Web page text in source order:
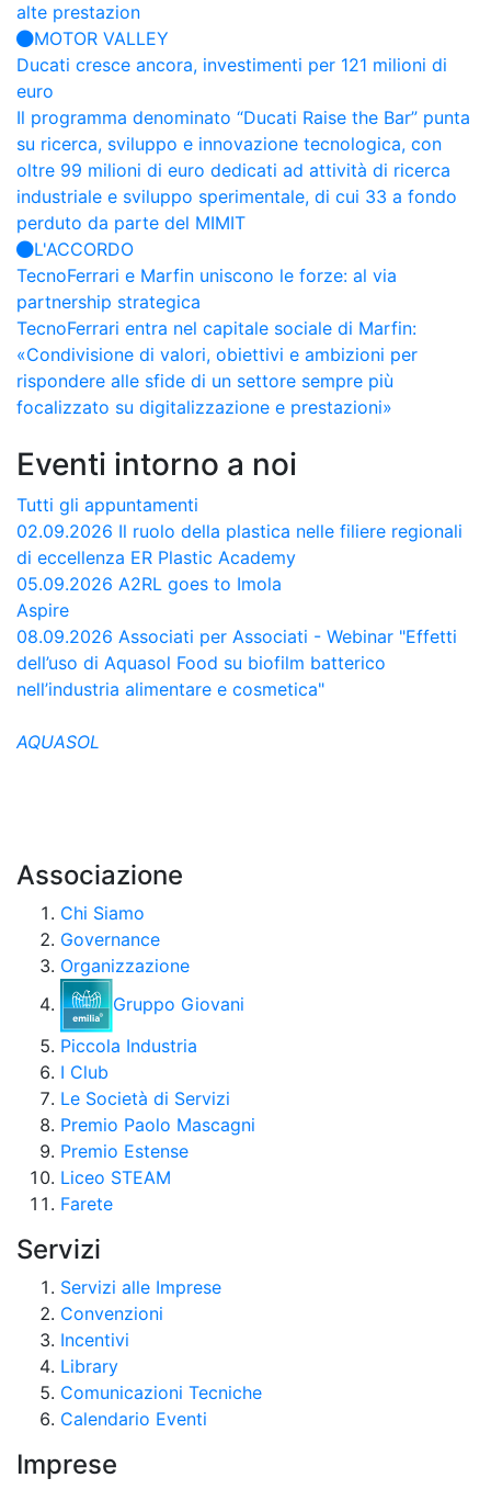
alte prestazion
MOTOR VALLEY
Ducati cresce ancora, investimenti per 121 milioni di
euro
Il programma denominato “Ducati Raise the Bar” punta
su ricerca, sviluppo e innovazione tecnologica, con
oltre 99 milioni di euro dedicati ad attività di ricerca
industriale e sviluppo sperimentale, di cui 33 a fondo
perduto da parte del MIMIT
L'ACCORDO
TecnoFerrari e Marfin uniscono le forze: al via
partnership strategica
TecnoFerrari entra nel capitale sociale di Marfin:
«Condivisione di valori, obiettivi e ambizioni per
rispondere alle sfide di un settore sempre più
focalizzato su digitalizzazione e prestazioni»
Eventi intorno a noi
Tutti gli appuntamenti
02.09.2026 Il ruolo della plastica nelle filiere regionali
di eccellenza ER Plastic Academy
05.09.2026 A2RL goes to Imola
Aspire
08.09.2026 Associati per Associati - Webinar "Effetti
dell’uso di Aquasol Food su biofilm batterico
nell’industria alimentare e cosmetica"
AQUASOL
Associazione
Chi Siamo
Governance
Organizzazione
Gruppo Giovani
Piccola Industria
I Club
Le Società di Servizi
Premio Paolo Mascagni
Premio Estense
Liceo STEAM
Farete
Servizi
Servizi alle Imprese
Convenzioni
Incentivi
Library
Comunicazioni Tecniche
Calendario Eventi
Imprese